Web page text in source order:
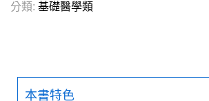
分類: 基礎醫學類
本書特色